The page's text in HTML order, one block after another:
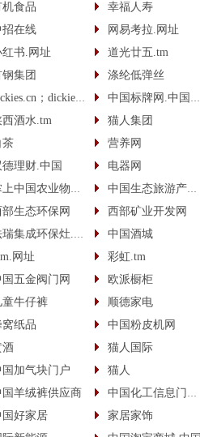
机食品
幸福人寿
招在线
网易考拉.网址
红书.网址
道光廿五.tm
集团
涤纶低弹丝
；dickies.cc
中国标牌网.中国(cn)
西酒水.tm
猫人集团
茶
营养网
德理财.中国
电器网
中国农业物联网
中国生态旅游产业网
部生态环保网
西部矿业开发网
集成环保灶.中国
中国酒城
网址
彩虹.tm
国五金阀门网
欧派橱柜
童牛仔裤
顺德家电
窝纸品
中国粉皮机网
酒
猫人国际
国加气块门户
猫人
国羊绒裤供应商
中国化工信息门户网
国好家居
家居家饰